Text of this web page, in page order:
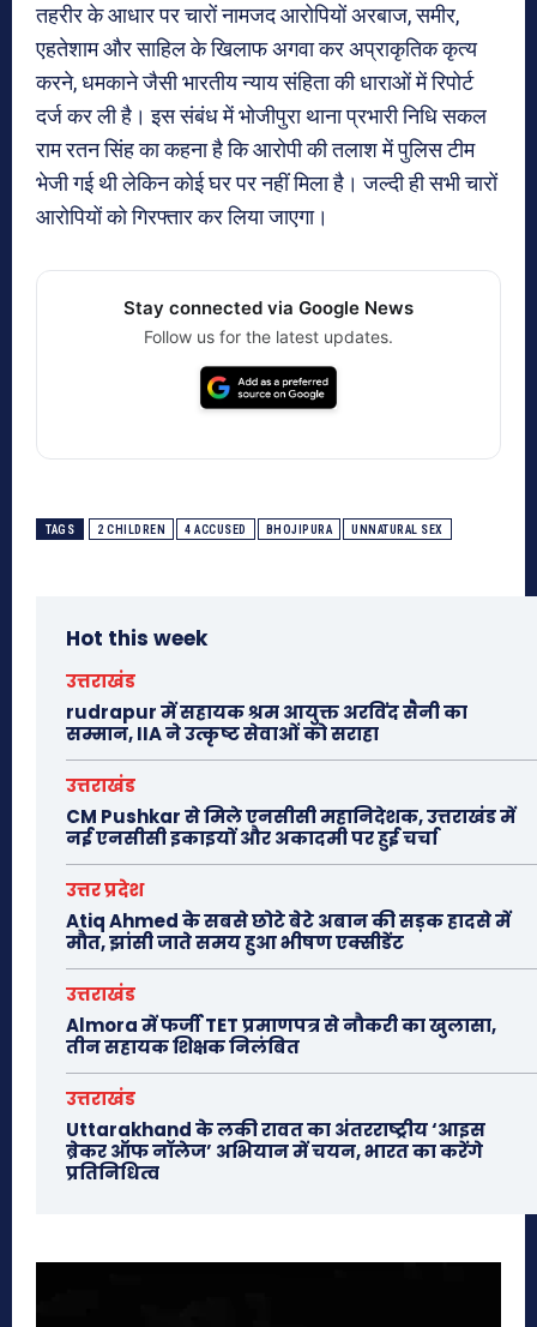
तहरीर के आधार पर चारों नामजद आरोपियों अरबाज, समीर,
एहतेशाम और साहिल के खिलाफ अगवा कर अप्राकृतिक कृत्य
करने, धमकाने जैसी भारतीय न्याय संहिता की धाराओं में रिपोर्ट
दर्ज कर ली है। इस संबंध में भोजीपुरा थाना प्रभारी निधि सकल
राम रतन सिंह का कहना है कि आरोपी की तलाश में पुलिस टीम
भेजी गई थी लेकिन कोई घर पर नहीं मिला है। जल्दी ही सभी चारों
आरोपियों को गिरफ्तार कर लिया जाएगा।
Stay connected via Google News
Follow us for the latest updates.
TAGS 2 CHILDREN 4 ACCUSED BHOJIPURA UNNATURAL SEX
Hot this week
उत्तराखंड
rudrapur में सहायक श्रम आयुक्त अरविंद सैनी का
सम्मान, IIA ने उत्कृष्ट सेवाओं को सराहा
उत्तराखंड
CM Pushkar से मिले एनसीसी महानिदेशक, उत्तराखंड में
नई एनसीसी इकाइयों और अकादमी पर हुई चर्चा
उत्तर प्रदेश
Atiq Ahmed के सबसे छोटे बेटे अबान की सड़क हादसे में
मौत, झांसी जाते समय हुआ भीषण एक्सीडेंट
उत्तराखंड
Almora में फर्जी TET प्रमाणपत्र से नौकरी का खुलासा,
तीन सहायक शिक्षक निलंबित
उत्तराखंड
Uttarakhand के लकी रावत का अंतरराष्ट्रीय ‘आइस
ब्रेकर ऑफ नॉलेज’ अभियान में चयन, भारत का करेंगे
प्रतिनिधित्व